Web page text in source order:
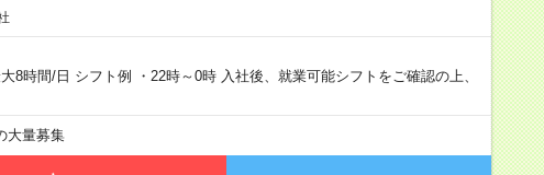
8時間/日 シフト例 ・22時～0時 入社後、就業可能シフトをご確認の上、
大量募集